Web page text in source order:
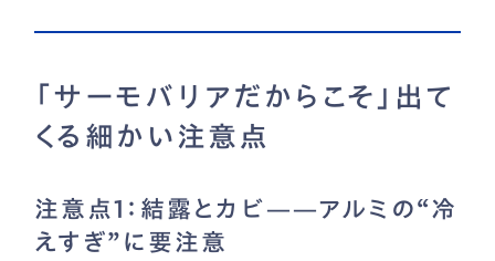
「サーモバリアだからこそ」出て
くる細かい注意点
注意点1：結露とカビ——アルミの“冷
えすぎ”に要注意